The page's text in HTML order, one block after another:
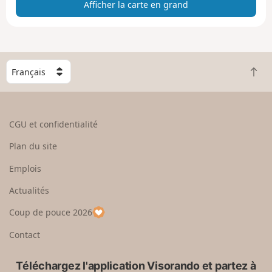
t
e
g
n
Afficher la carte en grand
C
h
o
e
u
p
a
R
e
CGU et confidentialité
Plan du site
Emplois
Actualités
Coup de pouce 2026
Contact
Téléchargez l'application Visorando et partez à